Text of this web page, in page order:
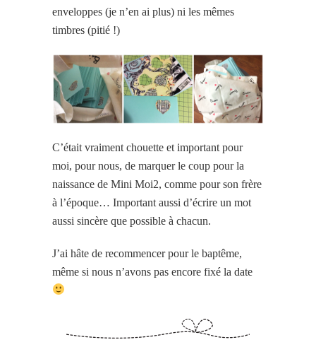
enveloppes (je n’en ai plus) ni les mêmes
timbres (pitié !)
C’était vraiment chouette et important pour
moi, pour nous, de marquer le coup pour la
naissance de Mini Moi2, comme pour son frère
à l’époque… Important aussi d’écrire un mot
aussi sincère que possible à chacun.
J’ai hâte de recommencer pour le baptême,
même si nous n’avons pas encore fixé la date